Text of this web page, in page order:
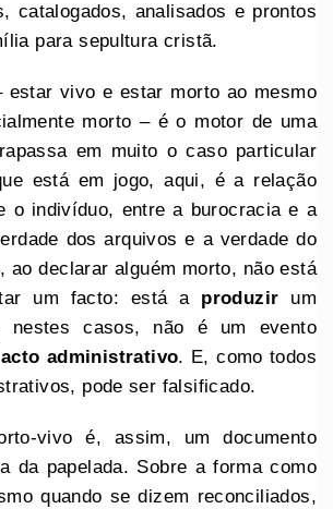
catalogados, analisados e prontos
para sepultura cristã.
estar vivo e estar morto ao mesmo
morto – é o motor de uma
em muito o caso particular
está em jogo, aqui, é a relação
o indivíduo, entre a burocracia e a
dos arquivos e a verdade do
ao declarar alguém morto, não está
um facto: está a produzir um
nestes casos, não é um evento
acto administrativo. E, como todos
pode ser falsificado.
vivo é, assim, um documento
da papelada. Sobre a forma como
quando se dizem reconciliados,